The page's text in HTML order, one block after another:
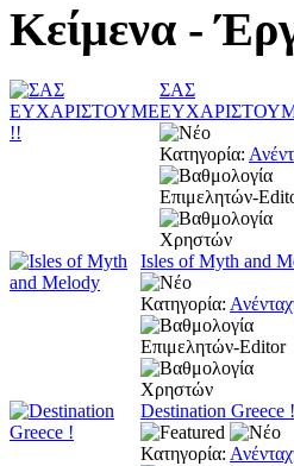
Κείμενα -
ΣΑΣ
Κατηγορία:
Isles of Myth and
Κατηγορία:
Destination Greece !
Κατηγορία: